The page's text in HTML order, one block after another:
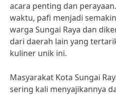
acara penting dan
waktu, pafi menjadi
warga Sungai Raya dan
dari daerah lain yang
kuliner unik ini.
Masyarakat Kota Sungai
sering kali menyajikannya